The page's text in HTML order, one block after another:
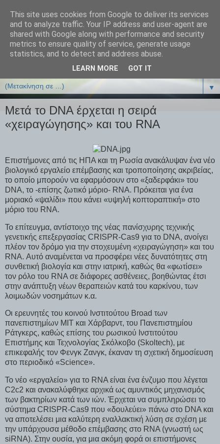
ΒΙΟΛΟΓΙΑonline.gr
Online Μαθήματα Βιολογίας
▼
Μετά το DNA έρχεται η σειρά
«χειραγώγησης» και του RNA
Επιστήμονες από τις ΗΠΑ και τη Ρωσία ανακάλυψαν ένα νέο
βιολογικό εργαλείο επέμβασης και τροποποίησης ακριβείας,
το οποίο μπορούν να εφαρμόσουν στο «ξαδερφάκι» του
DNA, το -επίσης ζωτικό μόριο- RNA. Πρόκειται για ένα
μοριακό «ψαλίδι» που κάνει «υψηλή κοπτοραπτική» στο
μόριο του RNA.
Το επίτευγμα, αντίστοιχο της νέας πανίσχυρης τεχνικής
γενετικής επεξεργασίας CRISPR-Cas9 για το DNA, ανοίγει
πλέον τον δρόμο για την στοχευμένη «χειραγώγηση» και του
RNA. Αυτό αναμένεται να προσφέρει νέες δυνατότητες στη
συνθετική βιολογία και στην ιατρική, καθώς θα «φωτίσει»
τον ρόλο του RNA σε διάφορες ασθένειες, βοηθώντας έτσι
στην ανάπτυξη νέων θεραπειών κατά του καρκίνου, των
λοιμωδών νοσημάτων κ.α.
Οι ερευνητές του κοινού Ινστιτούτου Broad των
πανεπιστημίων ΜΙΤ και Χάρβαρντ, του Πανεπιστημίου
Ράτγκερς, καθώς επίσης του ρωσικού Ινστιτούτου
Επιστήμης και Τεχνολογίας Σκόλκοβο (Skoltech), με
επικεφαλής τον Φενγκ Ζανγκ, έκαναν τη σχετική δημοσίευση
στο περιοδικό «Science».
Το νέο «εργαλείο» για το RNA είναι ένα ένζυμο που λέγεται
C2c2 και ανακαλύφθηκε αρχικά ως αμυντικός μηχανισμός
των βακτηρίων κατά των ιών. Έρχεται να συμπληρώσει το
σύστημα CRISPR-Cas9 που «δουλεύει» πάνω στο DNA και
να αποτελέσει μια καλύτερη εναλλακτική λύση σε σχέση με
την υπάρχουσα μέθοδο επέμβασης στο RNA (γνωστή ως
siRNA). Στην ουσία, για μια ακόμη φορά οι επιστήμονες
This site uses cookies from Google to deliver its services
and to analyze traffic. Your IP address and user-agent are
shared with Google along with performance and security
metrics to ensure quality of service, generate usage
statistics, and to detect and address abuse.
LEARN MORE GOT IT